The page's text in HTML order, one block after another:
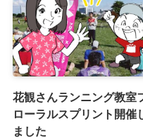
花観さんランニング教室
ローラルスプリント開催
ました